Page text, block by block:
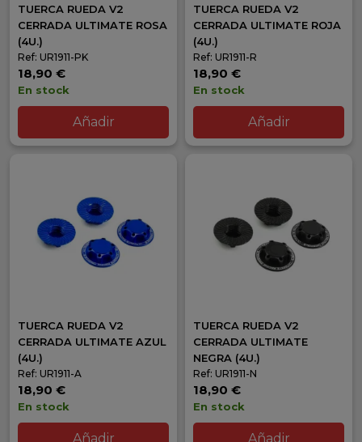
TUERCA RUEDA V2
CERRADA ULTIMATE ROSA
(4U.)
Ref: UR1911-PK
18,90 €
En stock
Añadir
TUERCA RUEDA V2
CERRADA ULTIMATE ROJA
(4U.)
Ref: UR1911-R
18,90 €
En stock
Añadir
TUERCA RUEDA V2
CERRADA ULTIMATE AZUL
(4U.)
Ref: UR1911-A
18,90 €
En stock
Añadir
TUERCA RUEDA V2
CERRADA ULTIMATE
NEGRA (4U.)
Ref: UR1911-N
18,90 €
En stock
Añadir